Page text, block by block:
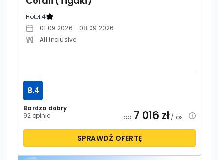
Hotel:4
01.09.2026 - 08.09.2026
All Inclusive
Bardzo dobry
92 opinie
8.4
od 7 016 zł/ os.
SPRAWDŹ OFERTĘ